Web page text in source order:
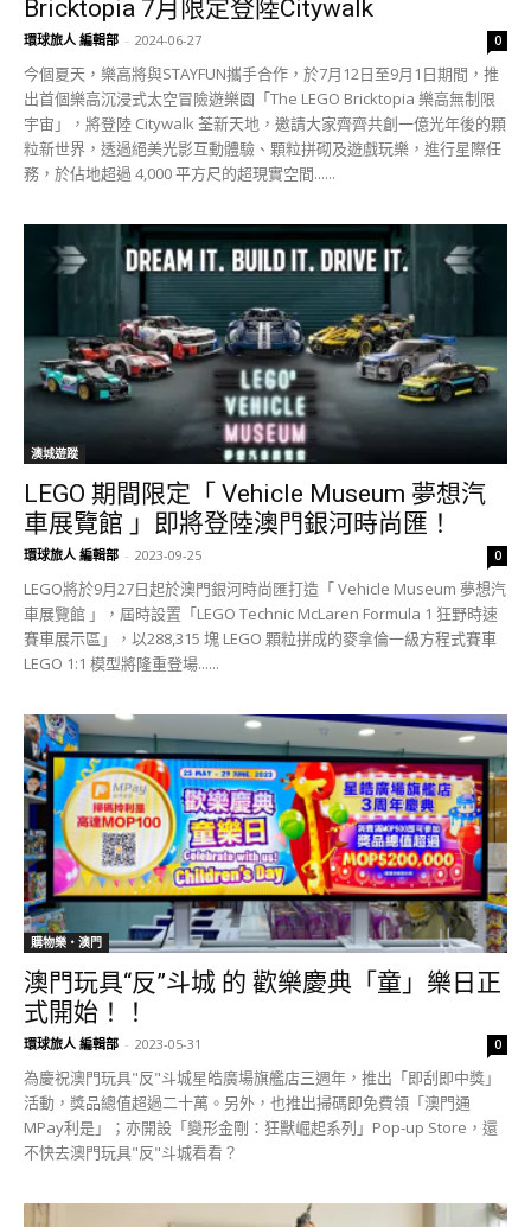
Bricktopia 7月限定登陸Citywalk
環球旅人 編輯部 - 2024-06-27 0
今個夏天，樂高將與STAYFUN攜手合作，於7月12日至9月1日期間，推
出首個樂高沉浸式太空冒險遊樂園「The LEGO Bricktopia 樂高無制限
宇宙」，將登陸 Citywalk 荃新天地，邀請大家齊齊共創一億光年後的顆
粒新世界，透過絕美光影互動體驗、顆粒拼砌及遊戲玩樂，進行星際任
務，於佔地超過 4,000 平方尺的超現實空間......
澳城遊蹤
LEGO 期間限定「 Vehicle Museum 夢想汽
車展覽館 」即將登陸澳門銀河時尚匯！
環球旅人 編輯部 - 2023-09-25 0
LEGO將於9月27日起於澳門銀河時尚匯打造「 Vehicle Museum 夢想汽
車展覽館 」，屆時設置「LEGO Technic McLaren Formula 1 狂野時速
賽車展示區」，以288,315 塊 LEGO 顆粒拼成的麥拿倫一級方程式賽車
LEGO 1:1 模型將隆重登場......
購物樂‧澳門
澳門玩具“反”斗城 的 歡樂慶典「童」樂日正
式開始！！
環球旅人 編輯部 - 2023-05-31 0
為慶祝澳門玩具"反"斗城星皓廣場旗艦店三週年，推出「即刮即中獎」
活動，獎品總值超過二十萬。另外，也推出掃碼即免費領「澳門通
MPay利是」；亦開設「變形金剛：狂獸崛起系列」Pop-up Store，還
不快去澳門玩具"反"斗城看看？